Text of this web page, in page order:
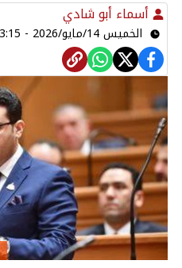
أسماء أبو شادي
الخميس 14/مايو/2026 - 03:15 م